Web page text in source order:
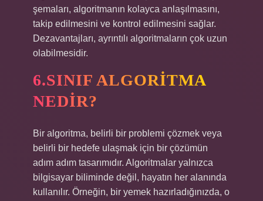
şemaları, algoritmanın kolayca anlaşılmasını,
takip edilmesini ve kontrol edilmesini sağlar.
Dezavantajları, ayrıntılı algoritmaların çok uzun
olabilmesidir.
6.SINIF ALGORITMA
NEDIR?
Bir algoritma, belirli bir problemi çözmek veya
belirli bir hedefe ulaşmak için bir çözümün
adım adım tasarımıdır. Algoritmalar yalnızca
bilgisayar biliminde değil, hayatın her alanında
kullanılır. Örneğin, bir yemek hazırladığınızda, o